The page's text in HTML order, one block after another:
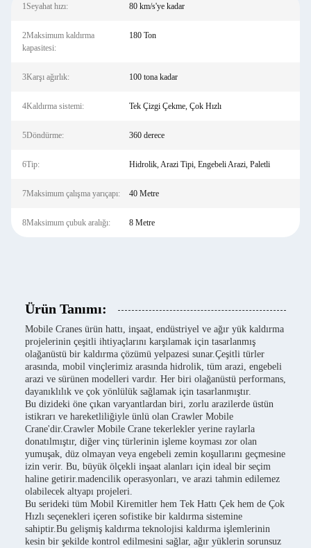
1Seyahat hızı: 80 km/s'ye kadar
2Maksimum kaldırma
kapasitesi:
180 Ton
3Karşı ağırlık: 100 tona kadar
4Kaldırma sistemi: Tek Çizgi Çekme, Çok Hızlı
5Döndürme: 360 derece
6Tip: Hidrolik, Arazi Tipi, Engebeli Arazi, Paletli
7Maksimum çalışma yarıçapı: 40 Metre
8Maksimum çubuk aralığı: 8 Metre
Ürün Tanımı:
Mobile Cranes ürün hattı, inşaat, endüstriyel ve ağır yük kaldırma
projelerinin çeşitli ihtiyaçlarını karşılamak için tasarlanmış
olağanüstü bir kaldırma çözümü yelpazesi sunar.Çeşitli türler
arasında, mobil vinçlerimiz arasında hidrolik, tüm arazi, engebeli
arazi ve sürünen modelleri vardır. Her biri olağanüstü performans,
dayanıklılık ve çok yönlülük sağlamak için tasarlanmıştır.
Bu dizideki öne çıkan varyantlardan biri, zorlu arazilerde üstün
istikrarı ve hareketliliğiyle ünlü olan Crawler Mobile
Crane'dir.Crawler Mobile Crane tekerlekler yerine raylarla
donatılmıştır, diğer vinç türlerinin işleme koyması zor olan
yumuşak, düz olmayan veya engebeli zemin koşullarını geçmesine
izin verir. Bu, büyük ölçekli inşaat alanları için ideal bir seçim
haline getirir.madencilik operasyonları, ve arazi tahmin edilemez
olabilecek altyapı projeleri.
Bu serideki tüm Mobil Kiremitler hem Tek Hattı Çek hem de Çok
Hızlı seçenekleri içeren sofistike bir kaldırma sistemine
sahiptir.Bu gelişmiş kaldırma teknolojisi kaldırma işlemlerinin
kesin bir şekilde kontrol edilmesini sağlar, ağır yüklerin sorunsuz